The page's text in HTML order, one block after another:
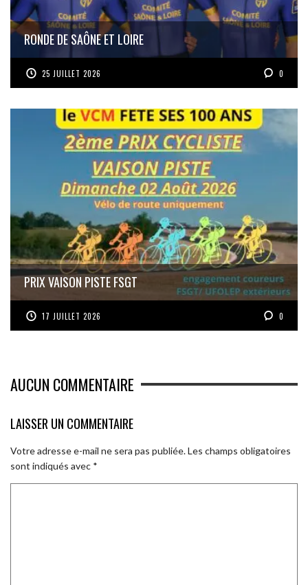
RONDE DE SAÔNE ET LOIRE
25 JUILLET 2026 0
PRIX VAISON PISTE FSGT
17 JUILLET 2026 0
AUCUN COMMENTAIRE
LAISSER UN COMMENTAIRE
Votre adresse e-mail ne sera pas publiée.Les champs obligatoires
sont indiqués avec *